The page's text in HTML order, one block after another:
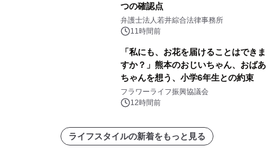
つの確認点
弁護士法人若井綜合法律事務所
11時間前
「私にも、お花を届けることはできま
すか？」熊本のおじいちゃん、おばあ
ちゃんを想う、小学6年生との約束
フラワーライフ振興協議会
12時間前
ライフスタイルの新着をもっと見る